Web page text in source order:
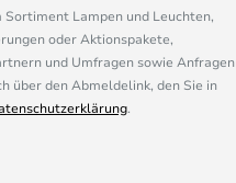
Lampen und Leuchten,
oder Aktionspakete,
und Umfragen sowie Anfragen
über den Abmeldelink, den Sie in
.